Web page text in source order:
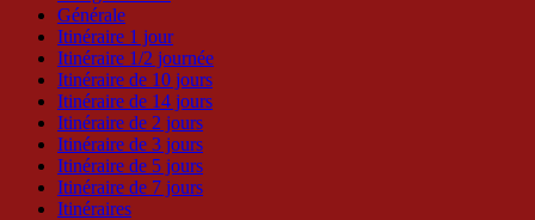
Générale
Itinéraire 1 jour
Itinéraire 1/2 journée
Itinéraire de 10 jours
Itinéraire de 14 jours
Itinéraire de 2 jours
Itinéraire de 3 jours
Itinéraire de 5 jours
Itinéraire de 7 jours
Itinéraires